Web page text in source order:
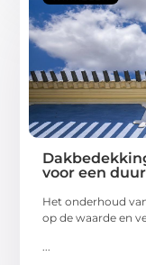
voor een
Het onderhoud
op de waarde en
...